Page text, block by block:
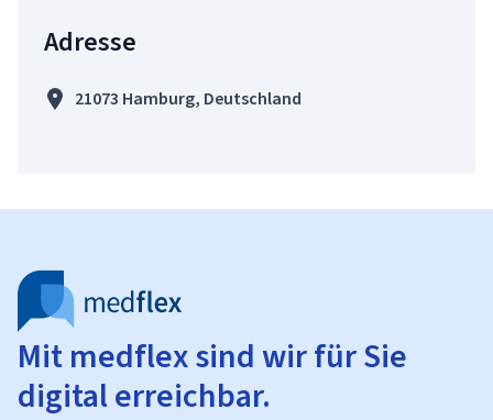
Adresse
21073 Hamburg, Deutschland
Mit medflex sind wir für Sie
digital erreichbar.